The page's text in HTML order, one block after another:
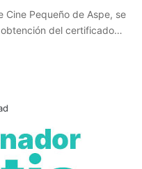
Cine Pequeño de Aspe, se
del certificado…